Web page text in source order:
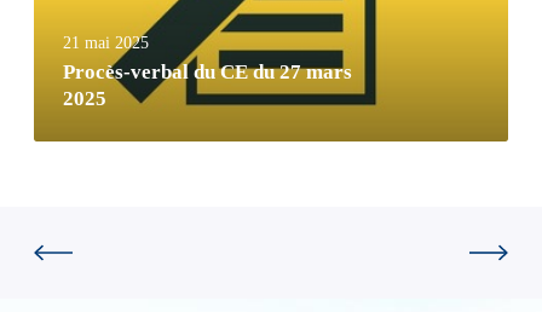
21 mai 2025
Procès-verbal du CE du 27 mars
2025